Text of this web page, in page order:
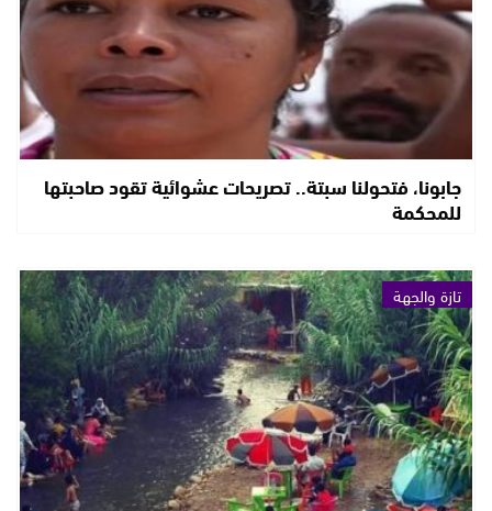
جابونا، فتحولنا سبتة.. تصريحات عشوائية تقود صاحبتها
للمحكمة
تازة والجهة